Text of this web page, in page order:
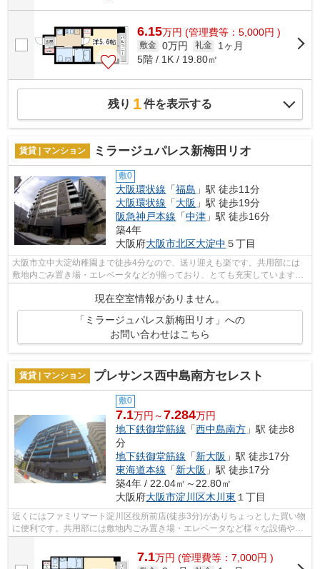
6.15万円 (管理費等：5,000円 )
敷金 0万円 礼金
1ヶ月
5階 / 1K / 19.80㎡
残り 1件を表示する
賃貸 | マンション ミラージュパレス新梅田リオ
敷0
大阪環状線 「福島 」駅 徒歩11分
大阪環状線 「大阪 」駅 徒歩19分
阪急神戸本線 「中津 」駅 徒歩16分
築4年
大阪府大阪市北区大淀中 ５丁目
大阪市立中大淀幼稚園まで徒歩4分なので、送り迎えも楽です。共用部には
敷地内ごみ置き場・エレベータなどが揃っており、とても充実しています。
現在空室情報がありません。
「ミラージュパレス新梅田リオ」への
お問い合わせはこちら
賃貸 | マンション プレサンス西中島南方セレスト
敷0
7.1万円～7.284万円
地下鉄御堂筋線 「西中島南方 」駅 徒歩8
分
地下鉄御堂筋線 「新大阪 」駅 徒歩17分
東海道本線 「新大阪 」駅 徒歩17分
築4年 / 22.04㎡～22.80㎡
大阪府大阪市淀川区木川東 １丁目
近くにはファミリマート淀川区役所前店(徒歩3分)がありちょっとした買い物
に便利です。共用部には敷地内ごみ置き場・エレベータなど様々な設備やサ
ービスが揃っているので便利です。こ...
7.1万円 (管理費等：7,000円 )